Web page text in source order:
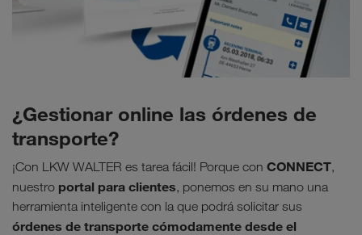
¿Gestionar online las órdenes de
transporte?
¡Con LKW WALTER es tarea fácil! Porque con CONNECT,
nuestro portal para clientes, ponemos en su mano una
herramienta inteligente con la que podrá solicitar sus
órdenes de transporte cómodamente desde el